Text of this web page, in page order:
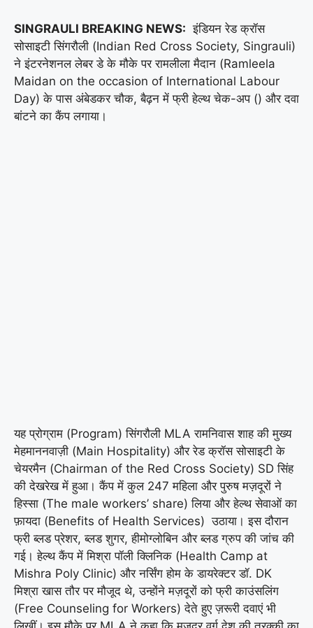
SINGRAULI BREAKING NEWS: इंडियन रेड क्रॉस
सोसाइटी सिंगरौली (Indian Red Cross Society, Singrauli)
ने इंटरनेशनल लेबर डे के मौके पर रामलीला मैदान (Ramleela
Maidan on the occasion of International Labour
Day) के पास अंबेडकर चौक, बैढ़न में फ्री हेल्थ चेक-अप () और दवा
बांटने का कैंप लगाया।
यह प्रोग्राम (Program) सिंगरौली MLA रामनिवास शाह की मुख्य
मेहमाननवाज़ी (Main Hospitality) और रेड क्रॉस सोसाइटी के
चेयरमैन (Chairman of the Red Cross Society) SD सिंह
की देखरेख में हुआ। कैंप में कुल 247 महिला और पुरुष मज़दूरों ने
हिस्सा (The male workers’ share) लिया और हेल्थ सेवाओं का
फ़ायदा (Benefits of Health Services) उठाया। इस दौरान
फ्री ब्लड प्रेशर, ब्लड शुगर, हीमोग्लोबिन और ब्लड ग्रुप की जांच की
गई। हेल्थ कैंप में मिश्रा पॉली क्लिनिक (Health Camp at
Mishra Poly Clinic) और नर्सिंग होम के डायरेक्टर डॉ. DK
मिश्रा खास तौर पर मौजूद थे, उन्होंने मज़दूरों को फ्री काउंसलिंग
(Free Counseling for Workers) देते हुए ज़रूरी दवाएं भी